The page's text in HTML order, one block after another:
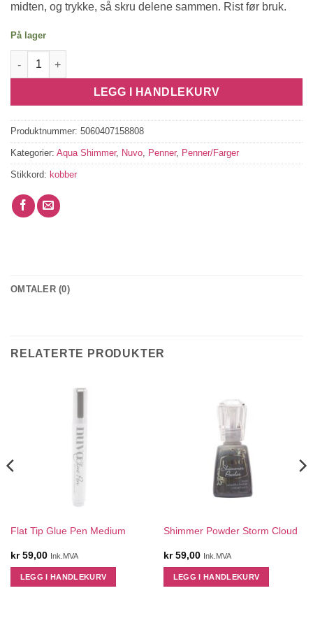
midten, og trykke, så skru delene sammen. Rist før bruk.
På lager
Aqua Shimmer - Sunlit Sienna antall
LEGG I HANDLEKURV
Produktnummer: 5060407158808
Kategorier: Aqua Shimmer, Nuvo Penner, Penner/Farger
Stikkord: kobber
OMTALER (0)
RELATERTE PRODUKTER
Flat Tip Glue Pen Medium
kr59,00 Ink.MVA
LEGG I HANDLEKURV
Shimmer Powder Storm Cloud
kr59,00 Ink.MVA
LEGG I HANDLEKURV